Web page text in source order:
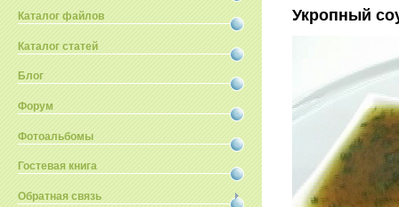
Каталог файлов
Каталог статей
Блог
Форум
Фотоальбомы
Гостевая книга
Обратная связь
Укропный